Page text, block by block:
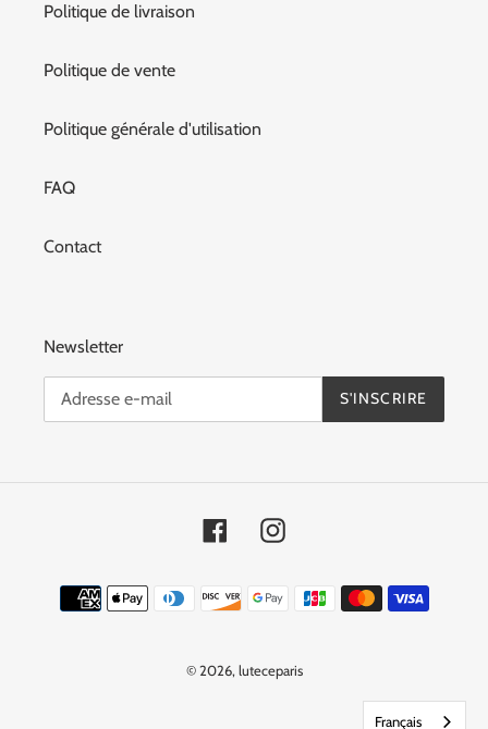
Politique de livraison
Politique de vente
Politique générale d'utilisation
FAQ
Contact
Newsletter
S'INSCRIRE
FacebookInstagram
Moyens
de
© 2026, luteceparis
Français